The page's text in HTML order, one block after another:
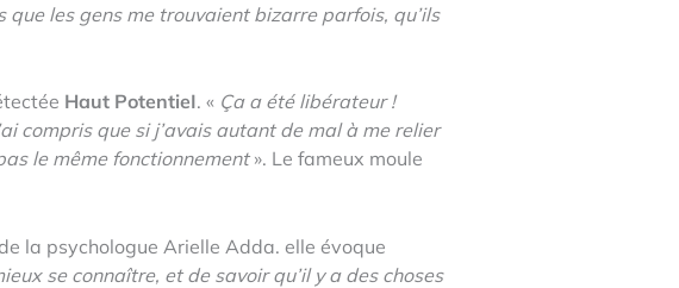
les gens me trouvaient bizarre parfois, qu’ils
Haut PotentieI. « Ça a été libérateur !
compris que si j’avais autant de mal à me relier
le même fonctionnement». Le fameux moule
la psychologue Arielle Adda. elle évoque
se connaître, et de savoir qu’il y a des choses